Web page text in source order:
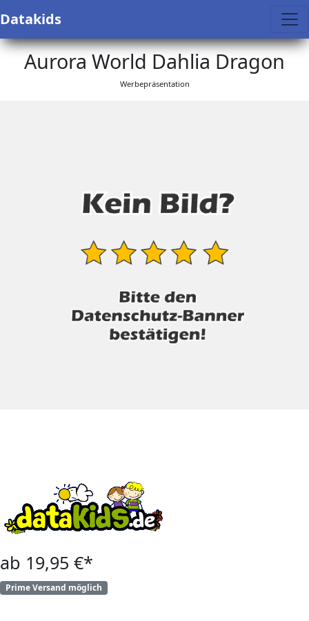
Datakids
Aurora World Dahlia Dragon
Werbepräsentation
ab 19,95 €*
Prime Versand möglich